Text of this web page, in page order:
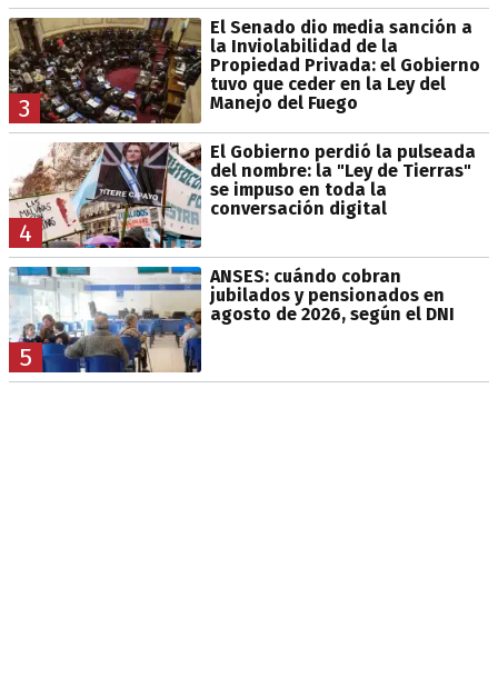
3
El Senado dio media sanción a
la Inviolabilidad de la
Propiedad Privada: el Gobierno
tuvo que ceder en la Ley del
Manejo del Fuego
4
El Gobierno perdió la pulseada
del nombre: la "Ley de Tierras"
se impuso en toda la
conversación digital
5
ANSES: cuándo cobran
jubilados y pensionados en
agosto de 2026, según el DNI